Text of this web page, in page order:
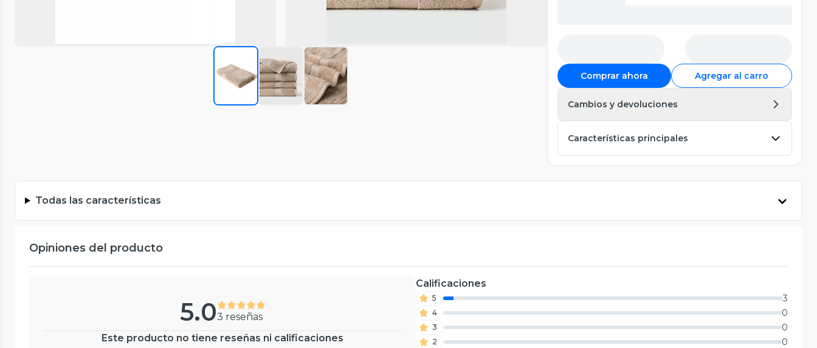
Comprar ahora Agregar al carro
Cambios y devoluciones
Características principales
Todas las características
Opiniones del producto
5.03 reseñas
Este producto no tiene reseñas ni calificaciones
Calificaciones
5 3
4 0
3 0
2 0